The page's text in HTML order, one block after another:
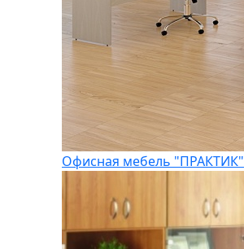
Офисная мебель "ПРАКТИК"